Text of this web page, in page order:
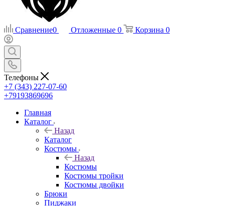
Сравнение0 Отложенные 0 Корзина 0
Телефоны
+7 (343) 227-07-60
+79193869696
Главная
Каталог
Назад
Каталог
Костюмы
Назад
Костюмы
Костюмы тройки
Костюмы двойки
Брюки
Пиджаки